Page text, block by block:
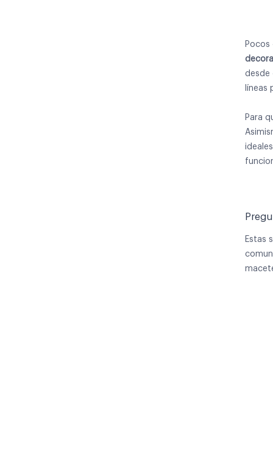
desde
líneas
Para
Estas